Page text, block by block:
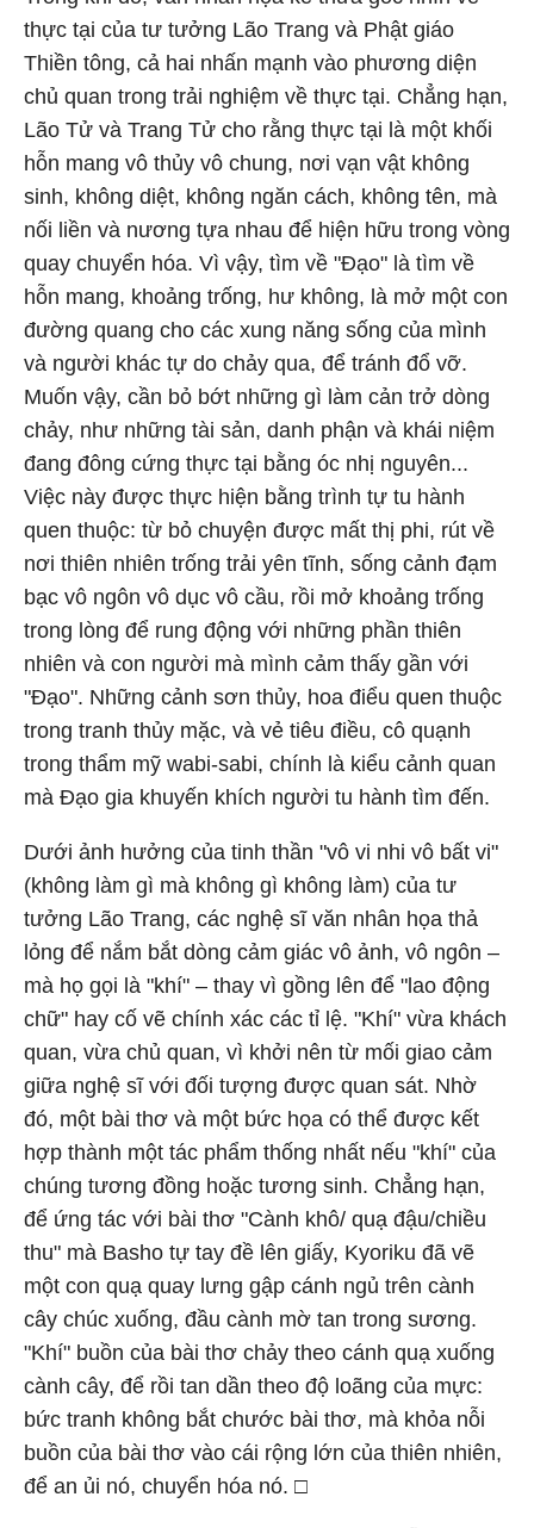
thực tại của tư tưởng Lão Trang và Phật giáo
Thiền tông, cả hai nhấn mạnh vào phương diện
chủ quan trong trải nghiệm về thực tại. Chẳng hạn,
Lão Tử và Trang Tử cho rằng thực tại là một khối
hỗn mang vô thủy vô chung, nơi vạn vật không
sinh, không diệt, không ngăn cách, không tên, mà
nối liền và nương tựa nhau để hiện hữu trong vòng
quay chuyển hóa. Vì vậy, tìm về "Đạo" là tìm về
hỗn mang, khoảng trống, hư không, là mở một con
đường quang cho các xung năng sống của mình
và người khác tự do chảy qua, để tránh đổ vỡ.
Muốn vậy, cần bỏ bớt những gì làm cản trở dòng
chảy, như những tài sản, danh phận và khái niệm
đang đông cứng thực tại bằng óc nhị nguyên...
Việc này được thực hiện bằng trình tự tu hành
quen thuộc: từ bỏ chuyện được mất thị phi, rút về
nơi thiên nhiên trống trải yên tĩnh, sống cảnh đạm
bạc vô ngôn vô dục vô cầu, rồi mở khoảng trống
trong lòng để rung động với những phần thiên
nhiên và con người mà mình cảm thấy gần với
"Đạo". Những cảnh sơn thủy, hoa điểu quen thuộc
trong tranh thủy mặc, và vẻ tiêu điều, cô quạnh
trong thẩm mỹ wabi-sabi, chính là kiểu cảnh quan
mà Đạo gia khuyến khích người tu hành tìm đến.
Dưới ảnh hưởng của tinh thần "vô vi nhi vô bất vi"
(không làm gì mà không gì không làm) của tư
tưởng Lão Trang, các nghệ sĩ văn nhân họa thả
lỏng để nắm bắt dòng cảm giác vô ảnh, vô ngôn –
mà họ gọi là "khí" – thay vì gồng lên để "lao động
chữ" hay cố vẽ chính xác các tỉ lệ. "Khí" vừa khách
quan, vừa chủ quan, vì khởi nên từ mối giao cảm
giữa nghệ sĩ với đối tượng được quan sát. Nhờ
đó, một bài thơ và một bức họa có thể được kết
hợp thành một tác phẩm thống nhất nếu "khí" của
chúng tương đồng hoặc tương sinh. Chẳng hạn,
để ứng tác với bài thơ "Cành khô/ quạ đậu/chiều
thu" mà Basho tự tay đề lên giấy, Kyoriku đã vẽ
một con quạ quay lưng gập cánh ngủ trên cành
cây chúc xuống, đầu cành mờ tan trong sương.
"Khí" buồn của bài thơ chảy theo cánh quạ xuống
cành cây, để rồi tan dần theo độ loãng của mực:
bức tranh không bắt chước bài thơ, mà khỏa nỗi
buồn của bài thơ vào cái rộng lớn của thiên nhiên,
để an ủi nó, chuyển hóa nó. □